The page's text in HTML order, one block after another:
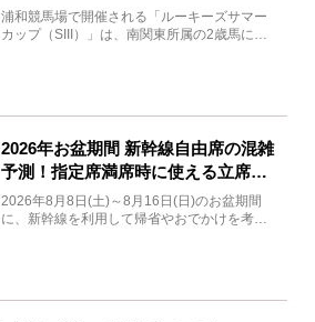
馬と見どころをチェック
浦和競馬場で開催される「ルーキーズサマー
カップ（SIII）」は、南関東所属の2歳馬によ
2026年お盆期間 新幹線自由席の混雑
予測！指定席満席時に使える立席特
急券も解説
2026年8月8日(土)～8月16日(日)のお盆期間
に、新幹線を利用して帰省やおでかけを考え